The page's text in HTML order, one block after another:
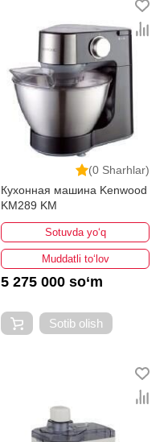
(0 Sharhlar)
Кухонная машина Kenwood
KM289 KM
Sotuvda yo‘q
Muddatli to‘lov
5 275 000 so‘m
Sotib olish